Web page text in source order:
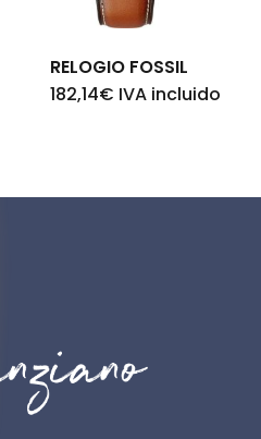
RELOGIO FOSSIL
182,14€ IVA incluido